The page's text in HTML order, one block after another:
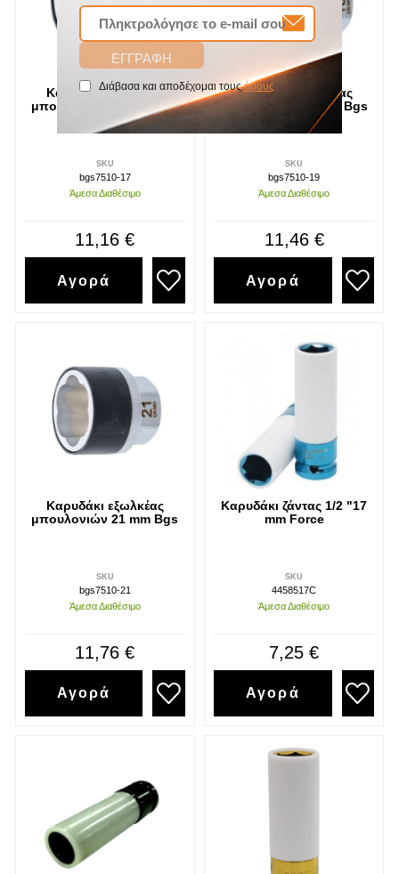
Καρυδάκι εξωλκέας
μπουλονιών 17 mm Bgs
SKU
bgs7510-17
Άμεσα Διαθέσιμο
11,16 €
Αγορά
Καρυδάκι εξωλκέας
μπουλονιών 19 mm Bgs
SKU
bgs7510-19
Άμεσα Διαθέσιμο
11,46 €
Αγορά
Καρυδάκι εξωλκέας
μπουλονιών 21 mm Bgs
SKU
bgs7510-21
Άμεσα Διαθέσιμο
11,76 €
Αγορά
Καρυδάκι ζάντας 1/2 "17
mm Force
SKU
4458517C
Άμεσα Διαθέσιμο
7,25 €
Αγορά
Διάβασα και αποδέχομαι τουςόρους